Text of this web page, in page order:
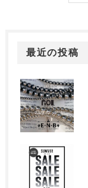
最近の投稿